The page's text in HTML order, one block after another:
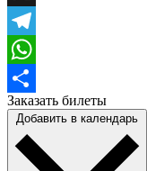
X
Telegram
WhatsApp
Отправить
Заказать билеты